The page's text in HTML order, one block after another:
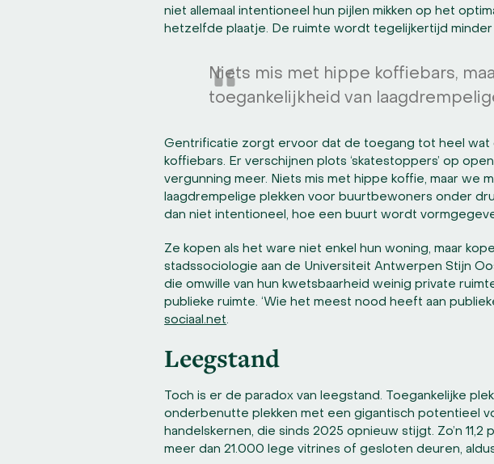
niet allemaal intentioneel hun pijlen mikken op het
hetzelfde plaatje. De ruimte wordt tegelijkertijd minder
Niets mis met hippe koffiebars,
toegankelijkheid van
Gentrificatie zorgt ervoor dat de toegang tot heel
koffiebars. Er verschijnen plots ‘skatestoppers’ op
vergunning meer. Niets mis met hippe koffie, maar we
laagdrempelige plekken voor buurtbewoners onder
dan niet intentioneel, hoe een buurt wordt
Ze kopen als het ware niet enkel hun woning, maar
stadssociologie aan de Universiteit Antwerpen Stijn
die omwille van hun kwetsbaarheid weinig private
publieke ruimte. ‘Wie het meest nood heeft aan
sociaal.net.
Leegstand
Toch is er de paradox van leegstand. Toegankelijke
onderbenutte plekken met een gigantisch potentieel
handelskernen, die sinds 2025 opnieuw stijgt. Zo’n
meer dan 21.000 lege vitrines of gesloten deuren,